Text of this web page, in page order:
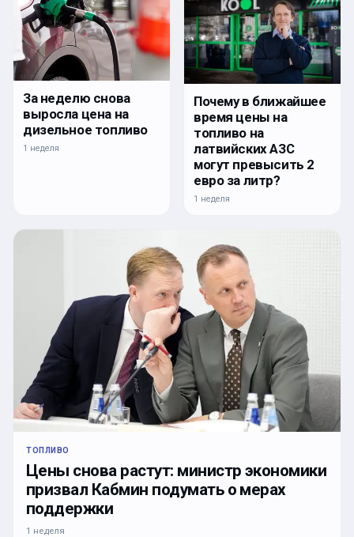
За неделю снова
выросла цена на
дизельное топливо
1 неделя
Почему в ближайшее
время цены на
топливо на
латвийских АЗС
могут превысить 2
евро за литр?
1 неделя
ТОПЛИВО
Цены снова растут: министр экономики
призвал Кабмин подумать о мерах
поддержки
1 неделя